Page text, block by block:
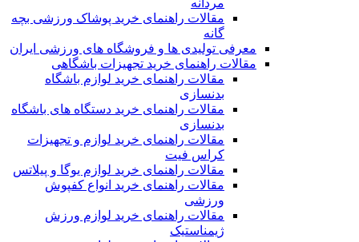
مقالات راهنمای خرید پوشاک ورزشی بچه
گانه
معرفی تولیدی ها و فروشگاه های ورزشی ایران
مقالات راهنمای خرید تجهیزات باشگاهی
مقالات راهنمای خرید لوازم باشگاه
بدنسازی
مقالات راهنمای خرید دستگاه های باشگاه
بدنسازی
مقالات راهنمای خرید لوازم و تجهیزات
کراس فیت
مقالات راهنمای خرید لوازم یوگا و پیلاتس
مقالات راهنمای خرید انواع کفپوش
ورزشی
مقالات راهنمای خرید لوازم ورزش
ژیمناستیک